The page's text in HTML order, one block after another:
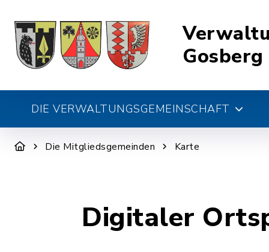
Gosberg
DIE VERWALTUNGSGEMEINSCHAFT
Die Mitgliedsgemeinden Karte
Digitaler